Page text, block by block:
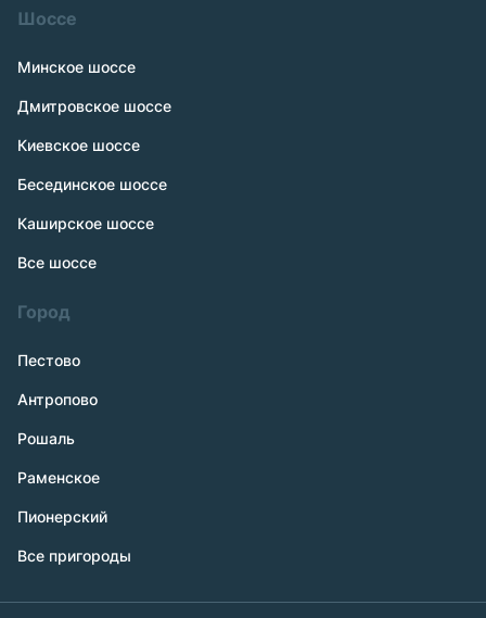
Шоссе
Минское шоссе
Дмитровское шоссе
Киевское шоссе
Бесединское шоссе
Каширское шоссе
Все шоссе
Город
Пестово
Антропово
Рошаль
Раменское
Пионерский
Все пригороды